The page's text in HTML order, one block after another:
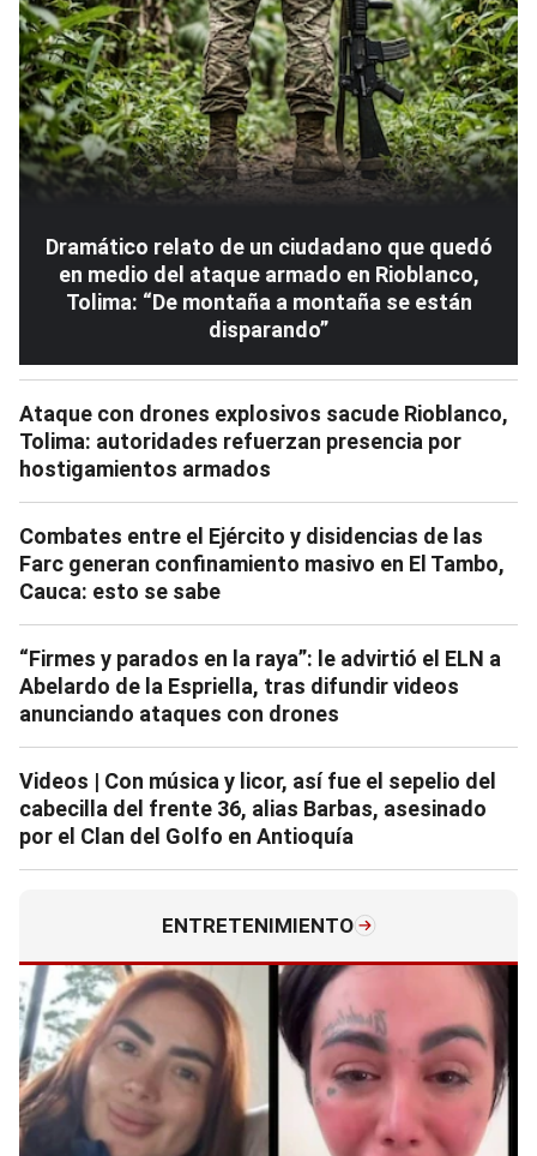
Dramático relato de un ciudadano que quedó
en medio del ataque armado en Rioblanco,
Tolima: “De montaña a montaña se están
disparando”
Ataque con drones explosivos sacude Rioblanco,
Tolima: autoridades refuerzan presencia por
hostigamientos armados
Combates entre el Ejército y disidencias de las
Farc generan confinamiento masivo en El Tambo,
Cauca: esto se sabe
“Firmes y parados en la raya”: le advirtió el ELN a
Abelardo de la Espriella, tras difundir videos
anunciando ataques con drones
Videos | Con música y licor, así fue el sepelio del
cabecilla del frente 36, alias Barbas, asesinado
por el Clan del Golfo en Antioquía
ENTRETENIMIENTO